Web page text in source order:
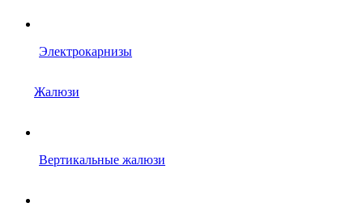
Электрокарнизы
Жалюзи
Вертикальные жалюзи